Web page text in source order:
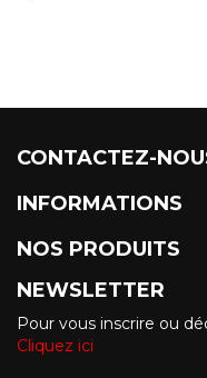
CONTACTEZ-
INFORMATIONS
NOS PRODUITS
NEWSLETTER
Pour vous inscrire ou
Cliquez ici